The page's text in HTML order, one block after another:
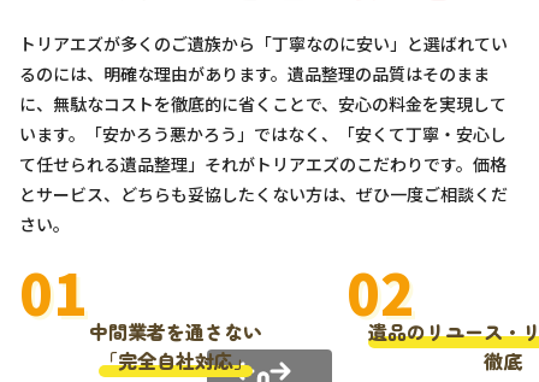
トリアエズが多くのご遺族から「丁寧なのに安い」と選ばれてい
るのには、明確な理由があります。遺品整理の品質はそのまま
に、無駄なコストを徹底的に省くことで、安心の料金を実現して
います。「安かろう悪かろう」ではなく、「安くて丁寧・安心し
て任せられる遺品整理」それがトリアエズのこだわりです。価格
とサービス、どちらも妥協したくない方は、ぜひ一度ご相談くだ
さい。
中間業者を通さない
「完全自社対応」
01
遺品のリユース・
徹底
02